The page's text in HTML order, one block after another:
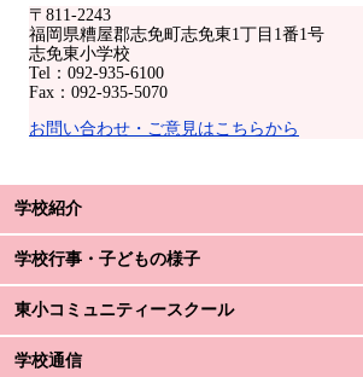
〒811-2243
福岡県糟屋郡志免町志免東1丁目1番1号
志免東小学校
Tel：092-935-6100
Fax：092-935-5070
お問い合わせ・ご意見はこちらから
学校紹介
学校行事・子どもの様子
東小コミュニティースクール
学校通信